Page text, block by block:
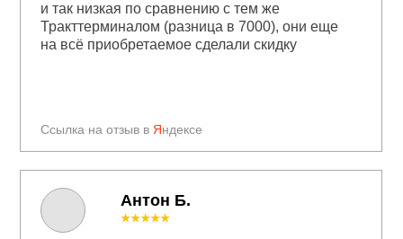
Антон Б.
Ссылка на отзыв в Яндексе
и так низкая по сравнению с тем же
Тракттерминалом (разница в 7000), они еще
на всё приобретаемое сделали скидку
★★★★★